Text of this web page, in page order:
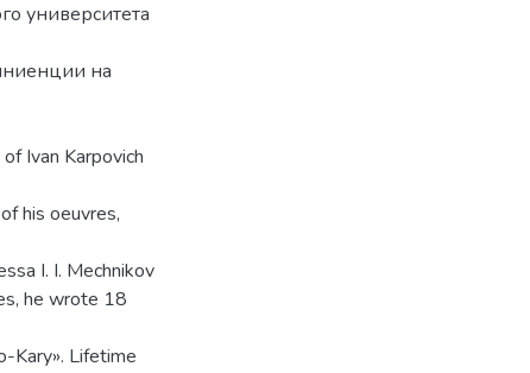
университета
на
Ivan Karpovich
his oeuvres,
I. I. Mechnikov
he wrote 18
Kary». Lifetime